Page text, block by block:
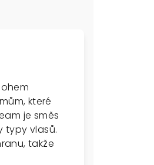
které
je směs
typy vlasů.
takže